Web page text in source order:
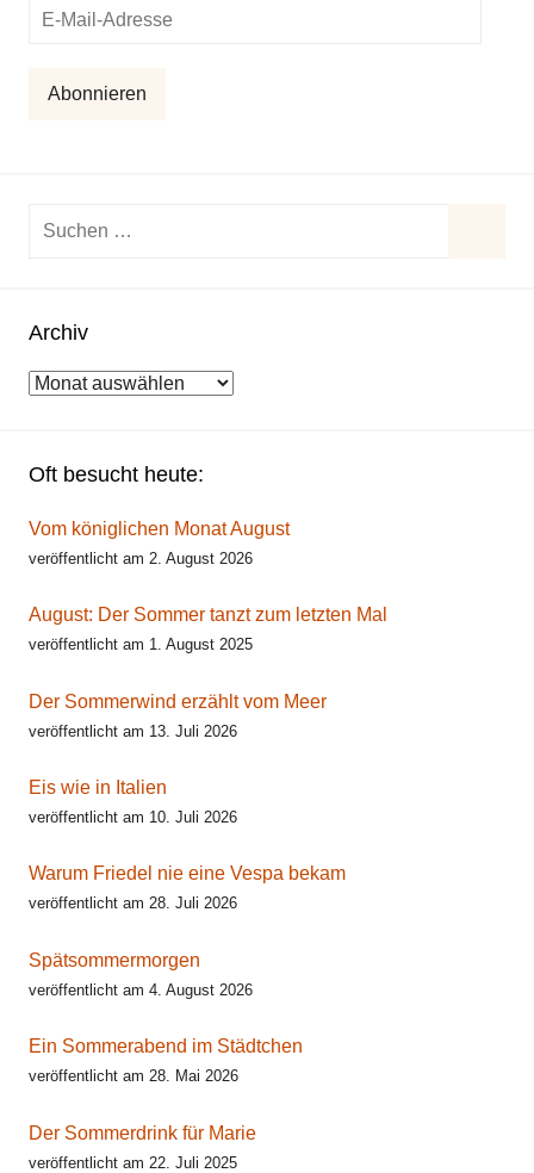
E-
Abonnieren
Suchen
Archiv
Archiv
Oft besucht heute:
Vom königlichen Monat August
veröffentlicht am 2. August 2026
August: Der Sommer tanzt zum letzten Mal
veröffentlicht am 1. August 2025
Der Sommerwind erzählt vom Meer
veröffentlicht am 13. Juli 2026
Eis wie in Italien
veröffentlicht am 10. Juli 2026
Warum Friedel nie eine Vespa bekam
veröffentlicht am 28. Juli 2026
Spätsommermorgen
veröffentlicht am 4. August 2026
Ein Sommerabend im Städtchen
veröffentlicht am 28. Mai 2026
Der Sommerdrink für Marie
veröffentlicht am 22. Juli 2025